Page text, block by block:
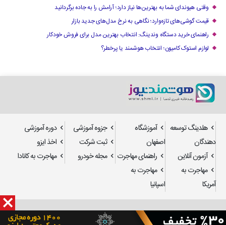
وقتی هیوندای شما به بهترین‌ها نیاز دارد؛ آرامش را به جاده برگردانید
قیمت گوشی‌های تازه‌وارد؛ نگاهی به نرخ مدل‌های جدید بازار
راهنمای خرید دستگاه وندینگ: انتخاب بهترین مدل برای فروش خودکار
لوازم استوک کامیون؛ انتخاب هوشمند یا پرخطر؟
هلدینگ توسعه
دهندگان
آموزشگاه
اصفهان
جزوه آموزشی
دوره آموزشی
ثبت شرکت
اخذ ایزو
آزمون آنلاین
راهنمای مهاجرت مجله خودرو
مهاجرت به کانادا
مهاجرت به
آمریکا
مهاجرت به
اسپانیا